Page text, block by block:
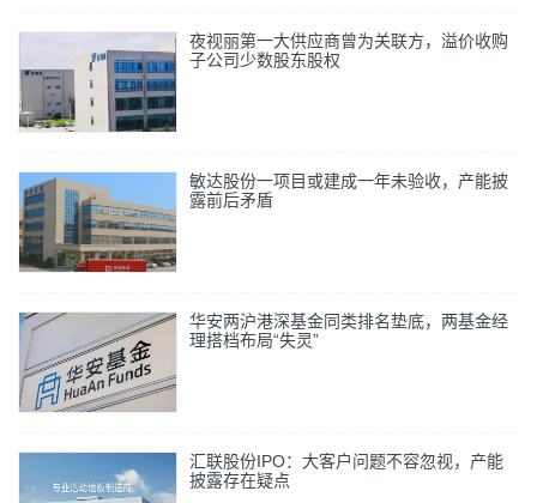
夜视丽第一大供应商曾为关联方，溢价收购
子公司少数股东股权
敏达股份一项目或建成一年未验收，产能披
露前后矛盾
华安两沪港深基金同类排名垫底，两基金经
理搭档布局“失灵”
汇联股份IPO：大客户问题不容忽视，产能
披露存在疑点